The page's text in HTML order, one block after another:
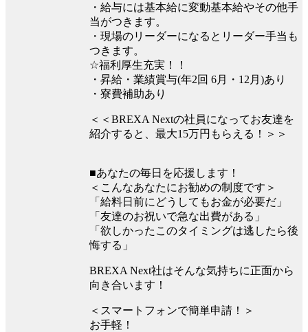
・給与には基本給に変動基本給やその他手
当がつきます。
・現場のリーダーになるとリーダー手当も
つきます。
☆福利厚生充実！！
・昇給・業績賞与(年2回 6月・12月)あり
・寮費補助あり
＜＜BREXA Nextの社員になってお友達を
紹介すると、最大15万円もらえる！＞＞
■あなたの毎日を応援します！
＜こんなあなたにお勧めの制度です＞
「給料日前にどうしてもお金が必要だ」
「友達のお祝いで急な出費がある」
「欲しかったこのタイミングは逃したら後
悔する」
BREXA Next社はそんな気持ちに正面から
向き合います！
＜スマートフォンで簡単申請！＞
お手軽！